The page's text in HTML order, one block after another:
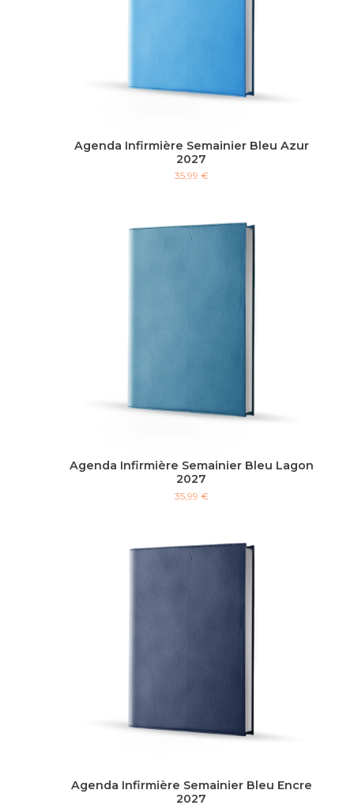
Agenda Infirmière Semainier Bleu Azur
2027
35,99 €
Agenda Infirmière Semainier Bleu Lagon
2027
35,99 €
Agenda Infirmière Semainier Bleu Encre
2027